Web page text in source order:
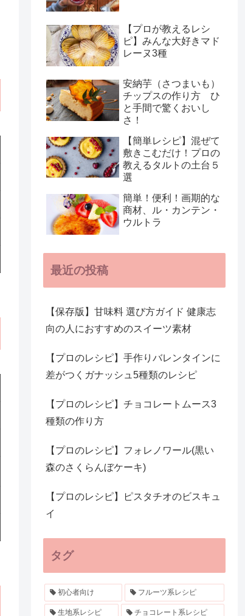
【プロが教えるレシ
ピ】みんな大好きマド
レーヌ3種
安納芋（さつまいも）
チップスの作り方 ひ
と手間で驚くおいし
さ！
【簡単レシピ】混ぜて
敷きこむだけ！プロの
教えるタルトの土台５
選
簡単！便利！画期的な
商材、ル・カンテン・
ウルトラ
最近の投稿
【保存版】甘味料 選び方ガイド 健康志
向の人におすすめのスイーツ素材
【プロのレシピ】手作りバレンタインに
差がつくガナッシュ5種類のレシピ
【プロのレシピ】チョコレートムース3
種類の作り方
【プロのレシピ】フォレノワール(黒い
森のさくらんぼケーキ)
【プロのレシピ】ピスタチオのビスキュ
イ
タグ
初心者向け フルーツ系レシピ
生地系レシピ チョコレート系レシピ